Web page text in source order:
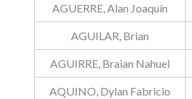
AGUERRE, Alan Joaquín
AGUILAR, Brian
AGUIRRE, Braian Nahuel
AQUINO, Dylan Fabricio